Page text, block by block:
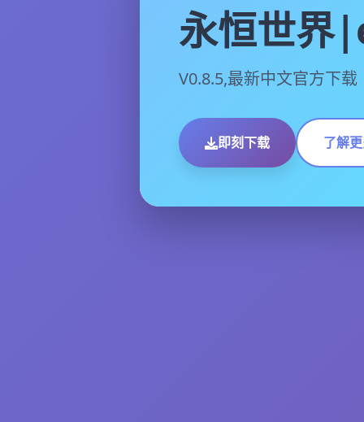
永恒世
V0.8.5,最新中文官方下载
即刻下载 了解